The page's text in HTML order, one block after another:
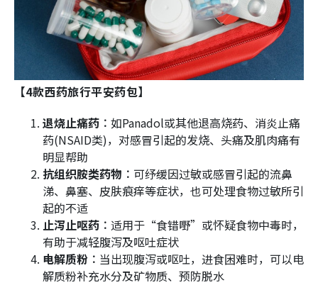
【4款西药旅行平安药包】
退烧止痛药︰ 如Panadol或其他退高烧药、消炎止痛
药(NSAID类)，对感冒引起的发烧、头痛及肌肉痛有
明显帮助
抗组织胺类药物︰ 可纾缓因过敏或感冒引起的流鼻
涕、鼻塞、皮肤痕痒等症状，也可处理食物过敏所引
起的不适​
止泻止呕药︰ 适用于“食错嘢”或怀疑食物中毒时，
有助于减轻腹泻及呕吐症状
电解质粉︰ 当出现腹泻或呕吐，进食困难时，可以电
解质粉补充水分及矿物质、预防脱水​